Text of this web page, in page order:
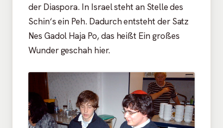
der Diaspora. In Israel steht an Stelle des
Schin‘s ein Peh. Dadurch entsteht der Satz
Nes Gadol Haja Po, das heißt Ein großes
Wunder geschah hier.